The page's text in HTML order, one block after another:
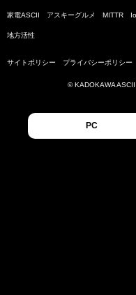
家電ASCII アスキーグルメ MITTR
地方活性
サイトポリシー プライバシーポリシー
© KADOKAWA
PC